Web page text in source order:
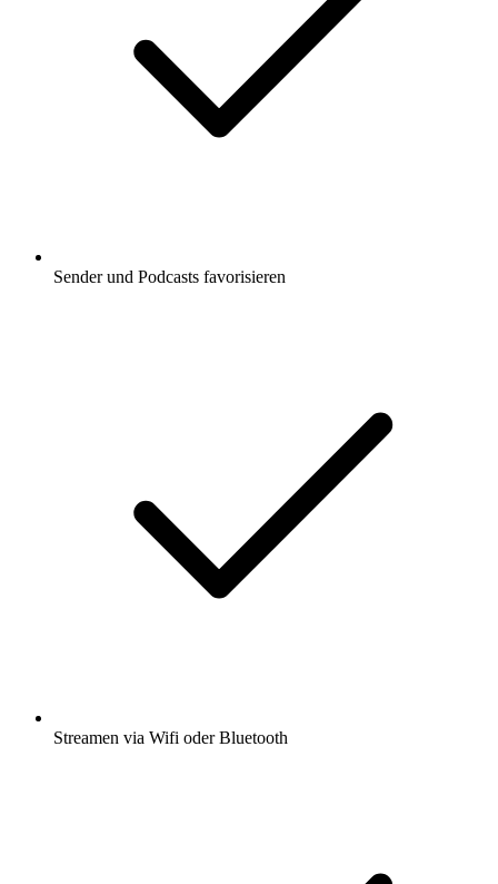
Sender und Podcasts favorisieren
Streamen via Wifi oder Bluetooth